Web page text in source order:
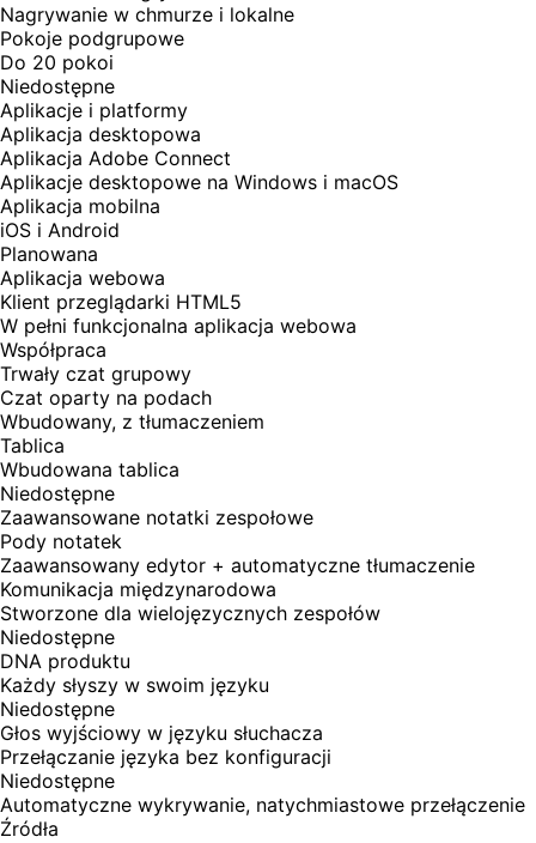
Nagrywanie w chmurze i lokalne
Pokoje podgrupowe
Do 20 pokoi
Niedostępne
Aplikacje i platformy
Aplikacja desktopowa
Aplikacja Adobe Connect
Aplikacje desktopowe na Windows i macOS
Aplikacja mobilna
iOS i Android
Planowana
Aplikacja webowa
Klient przeglądarki HTML5
W pełni funkcjonalna aplikacja webowa
Współpraca
Trwały czat grupowy
Czat oparty na podach
Wbudowany, z tłumaczeniem
Tablica
Wbudowana tablica
Niedostępne
Zaawansowane notatki zespołowe
Pody notatek
Zaawansowany edytor + automatyczne tłumaczenie
Komunikacja międzynarodowa
Stworzone dla wielojęzycznych zespołów
Niedostępne
DNA produktu
Każdy słyszy w swoim języku
Niedostępne
Głos wyjściowy w języku słuchacza
Przełączanie języka bez konfiguracji
Niedostępne
Automatyczne wykrywanie, natychmiastowe przełączenie
Źródła